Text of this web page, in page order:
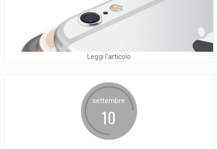
Leggi l'articolo
settembre
10